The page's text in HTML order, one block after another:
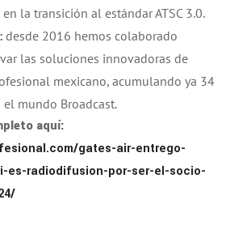
la transición al estándar ATSC 3.0.
desde 2016 hemos colaborado
las soluciones innovadoras de
mexicano, acumulando ya 34
mundo Broadcast.
aquí:
gates-air-entrego-
es-radiodifusion-por-ser-el-socio-